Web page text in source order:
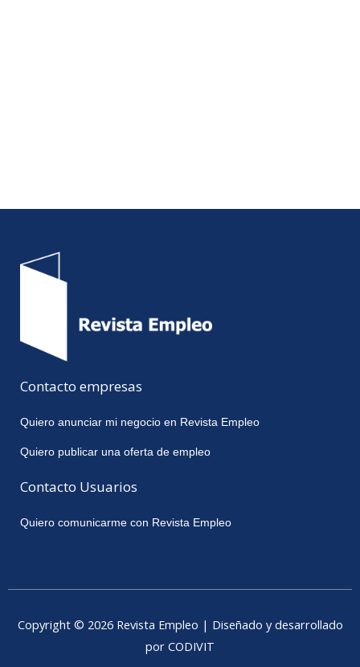
Contacto empresas
Quiero anunciar mi negocio en Revista Empleo
Quiero publicar una oferta de empleo
Contacto Usuarios
Quiero comunicarme con Revista Empleo
Copyright © 2026 Revista Empleo | Diseñado y desarrollado
por CODIVIT